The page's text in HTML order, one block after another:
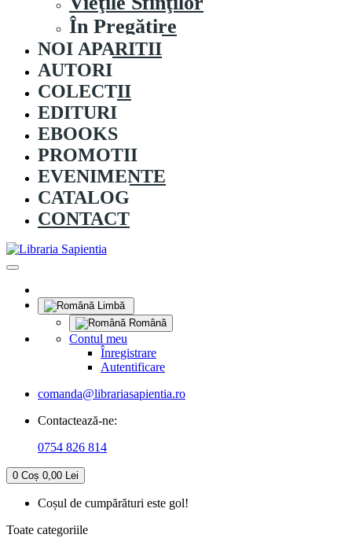
În Pregătire
NOI APARITII
AUTORI
COLECȚII
EDITURI
EBOOKS
PROMOȚII
EVENIMENTE
CATALOG
CONTACT
Limbă
Română
Contul meu
Înregistrare
Autentificare
comanda@librariasapientia.ro
Contactează-ne:
0754 826 814
0 Coș 0,00 Lei
Coșul de cumpărături este gol!
Toate categoriile